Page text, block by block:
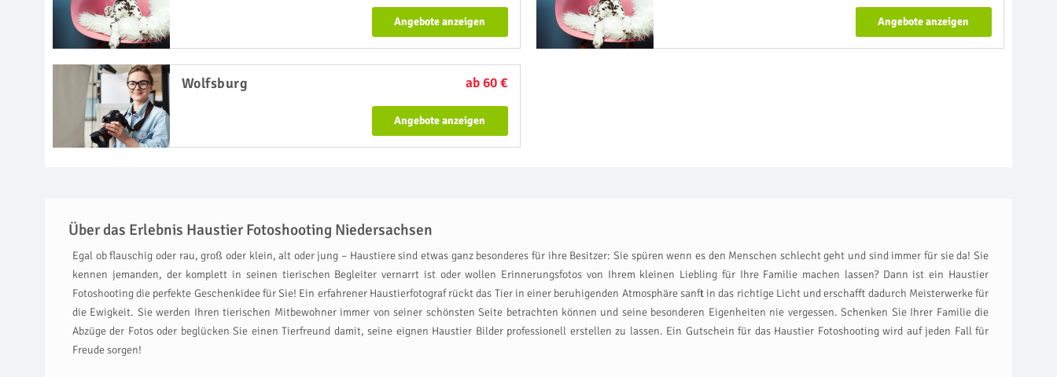
Angebote anzeigen Angebote anzeigen
Wolfsburg ab 60 €
Angebote anzeigen
Über das Erlebnis Haustier Fotoshooting Niedersachsen
Egal ob flauschig oder rau, groß oder klein, alt oder jung – Haustiere sind etwas ganz besonderes für ihre Besitzer: Sie spüren wenn es den Menschen schlecht geht und sind immer für sie da! Sie
kennen jemanden, der komplett in seinen tierischen Begleiter vernarrt ist oder wollen Erinnerungsfotos von Ihrem kleinen Liebling für Ihre Familie machen lassen? Dann ist ein Haustier
Fotoshooting die perfekte Geschenkidee für Sie! Ein erfahrener Haustierfotograf rückt das Tier in einer beruhigenden Atmosphäre sanft in das richtige Licht und erschafft dadurch Meisterwerke für
die Ewigkeit. Sie werden Ihren tierischen Mitbewohner immer von seiner schönsten Seite betrachten können und seine besonderen Eigenheiten nie vergessen. Schenken Sie Ihrer Familie die
Abzüge der Fotos oder beglücken Sie einen Tierfreund damit, seine eignen Haustier Bilder professionell erstellen zu lassen. Ein Gutschein für das Haustier Fotoshooting wird auf jeden Fall für
Freude sorgen!